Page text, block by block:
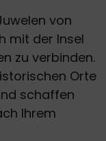
von
mit der Insel
zu verbinden.
Orte
schaffen
Ihrem